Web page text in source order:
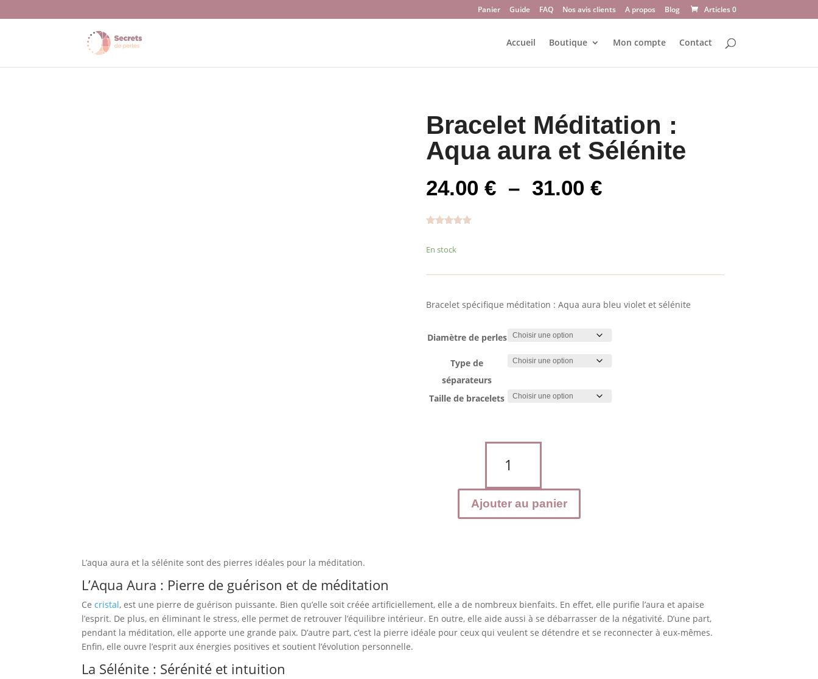
Panier Guide FAQ Nos avis clients A propos Blog Articles 0
Accueil Boutique Mon compte Contact
Bracelet Méditation :
Aqua aura et Sélénite
24.00€ – 31.00€Plage
basé sur
En stock
Bracelet spécifique méditation : Aqua aura bleu violet et sélénite
Diamètre de perles
Type de
séparateurs
Taille de bracelets
Méditation
:
Aqua
Ajouter au panier
L’aqua aura et la sélénite sont des pierres idéales pour la méditation.
L’Aqua Aura : Pierre de guérison et de méditation
Cecristal, est une pierre de guérison puissante. Bien qu’elle soit créée artificiellement, elle a de nombreux bienfaits. En effet, elle purifie l’aura et apaise
l’esprit. De plus, en éliminant le stress, elle permet de retrouver l’équilibre intérieur. En outre, elle aide aussi à se débarrasser de la négativité. D’une part,
pendant la méditation, elle apporte une grande paix. D’autre part, c’est la pierre idéale pour ceux qui veulent se détendre et se reconnecter à eux-mêmes.
Enfin, elle ouvre l’esprit aux énergies positives et soutient l’évolution personnelle.
La Sélénite : Sérénité et intuition